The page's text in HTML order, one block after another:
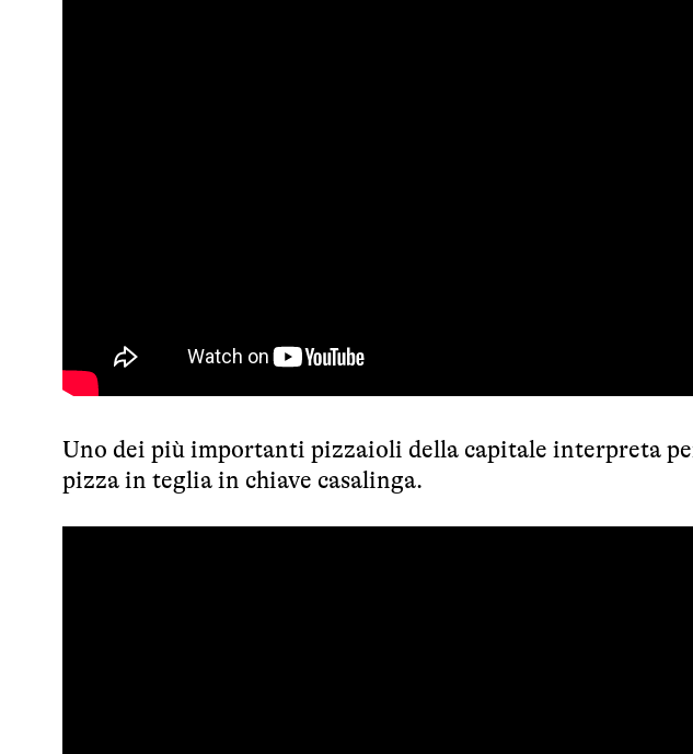
Uno dei più importanti pizzaioli della capitale interpreta
pizza in teglia in chiave casalinga.